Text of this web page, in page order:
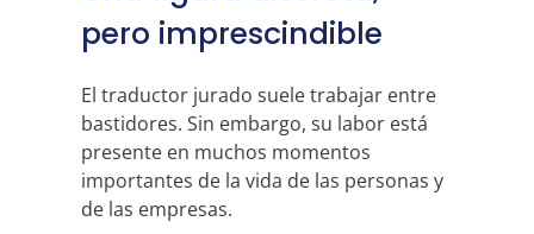
pero imprescindible
El traductor jurado suele trabajar entre
bastidores. Sin embargo, su labor está
presente en muchos momentos
importantes de la vida de las personas y
de las empresas.